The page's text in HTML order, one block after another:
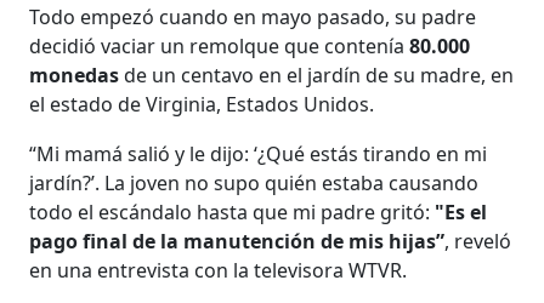
Todo empezó cuando en mayo pasado, su padre
decidió vaciar un remolque que contenía 80.000
monedasde un centavo en el jardín de su madre, en
el estado de Virginia, Estados Unidos.
“Mi mamá salió y le dijo: ‘¿Qué estás tirando en mi
jardín?’. La joven no supo quién estaba causando
todo el escándalo hasta que mi padre gritó: "Es el
pago final de la manutención de mis hijas”, reveló
en una entrevista con la televisora WTVR.